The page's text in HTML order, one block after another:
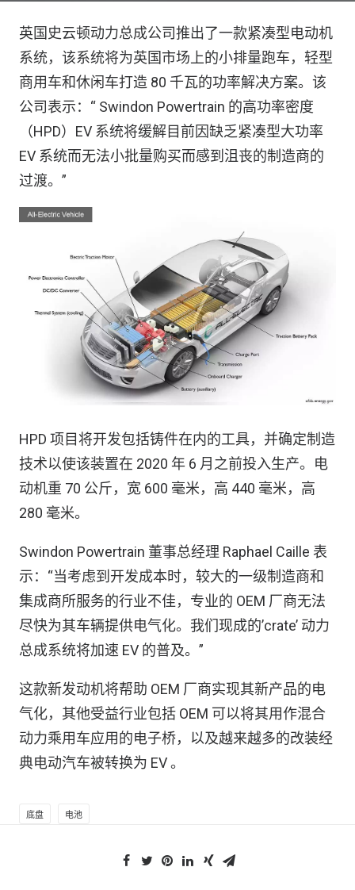
英国史云顿动力总成公司推出了一款紧凑型电动机
系统，该系统将为英国市场上的小排量跑车，轻型
商用车和休闲车打造 80 千瓦的功率解决方案。该
公司表示：“ Swindon Powertrain 的高功率密度
（HPD）EV 系统将缓解目前因缺乏紧凑型大功率
EV 系统而无法小批量购买而感到沮丧的制造商的
过渡。”
HPD 项目将开发包括铸件在内的工具，并确定制造
技术以使该装置在 2020 年 6 月之前投入生产。电
动机重 70 公斤，宽 600 毫米，高 440 毫米，高
280 毫米。
Swindon Powertrain 董事总经理 Raphael Caille 表
示：“当考虑到开发成本时，较大的一级制造商和
集成商所服务的行业不佳，专业的 OEM 厂商无法
尽快为其车辆提供电气化。我们现成的’crate’ 动力
总成系统将加速 EV 的普及。”
这款新发动机将帮助 OEM 厂商实现其新产品的电
气化，其他受益行业包括 OEM 可以将其用作混合
动力乘用车应用的电子桥，以及越来越多的改装经
典电动汽车被转换为 EV 。
底盘 电池